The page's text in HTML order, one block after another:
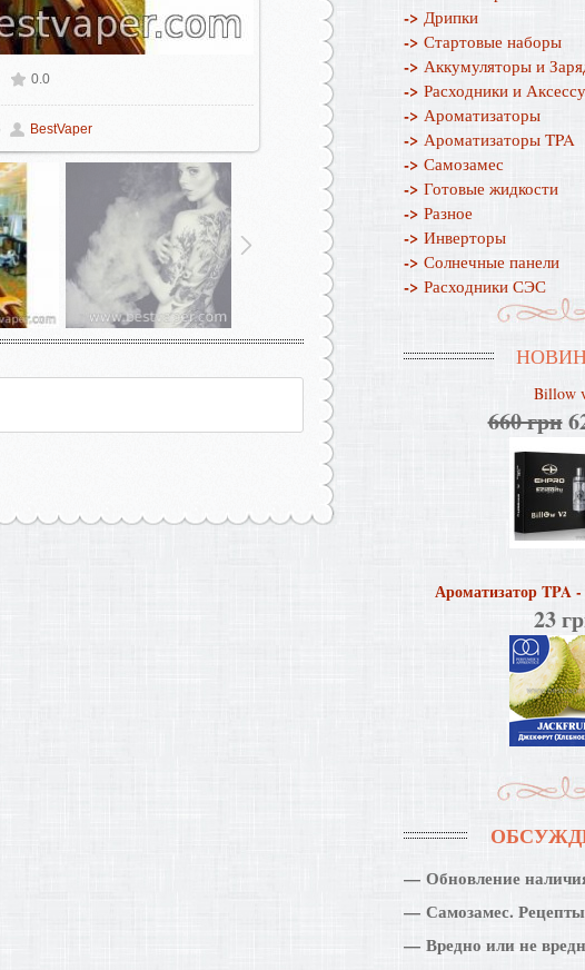
604x604
0.0
BestVaper
-> Дрипки
-> Стартовые наборы
-> Аккумуляторы и
-> Расходники и
-> Ароматизаторы
-> Ароматизаторы TPA
-> Самозамес
-> Готовые жидкости
-> Разное
-> Инверторы
-> Солнечные панели
-> Расходники СЭС
Billow
660 грн
Ароматизатор TPA
23
Обновление
Самозамес.
Вредно или не